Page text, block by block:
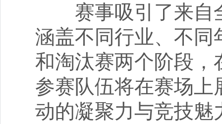
赛事吸引了来自全
涵盖不同行业、不同
和淘汰赛两个阶段，
参赛队伍将在赛场
动的凝聚力与竞技魅